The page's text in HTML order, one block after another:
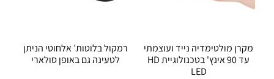
מקרן מולטימדיה נייד ועוצמתי
עד 90 אינץ' בטכנולוגיית HD
LED
רמקול בלוטות’ אלחוטי הניתן
לטעינה גם באופן סולארי